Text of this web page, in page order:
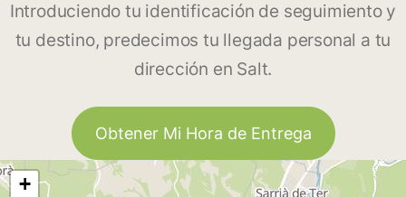
Introduciendo tu identificación de seguimiento y
tu destino, predecimos tu llegada personal a tu
dirección en Salt.
Obtener Mi Hora de Entrega
+